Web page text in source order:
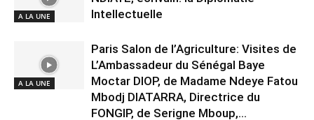
A LA UNE
Intellectuelle
A LA UNE
Paris Salon de l’Agriculture: Visites de
L’Ambassadeur du Sénégal Baye
Moctar DIOP, de Madame Ndeye Fatou
Mbodj DIATARRA, Directrice du
FONGIP, de Serigne Mboup,...